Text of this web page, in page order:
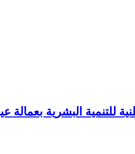
للتنمية البشرية بعمالة